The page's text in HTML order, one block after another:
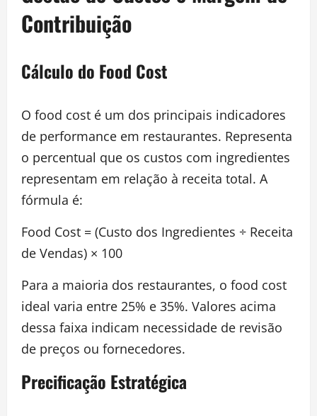
Contribuição
Cálculo do Food Cost
O food cost é um dos principais indicadores
de performance em restaurantes. Representa
o percentual que os custos com ingredientes
representam em relação à receita total. A
fórmula é:
Food Cost = (Custo dos Ingredientes ÷ Receita
de Vendas) × 100
Para a maioria dos restaurantes, o food cost
ideal varia entre 25% e 35%. Valores acima
dessa faixa indicam necessidade de revisão
de preços ou fornecedores.
Precificação Estratégica